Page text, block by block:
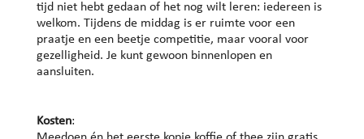
tijd niet hebt gedaan of het nog wilt leren: iedereen is
welkom. Tijdens de middag is er ruimte voor een
praatje en een beetje competitie, maar vooral voor
gezelligheid. Je kunt gewoon binnenlopen en
aansluiten.
Kosten: